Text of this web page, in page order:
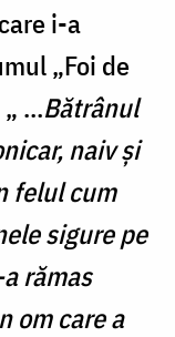
i-a
„Foi de
„ …Bătrânul
naiv și
felul cum
sigure pe
rămas
om care a